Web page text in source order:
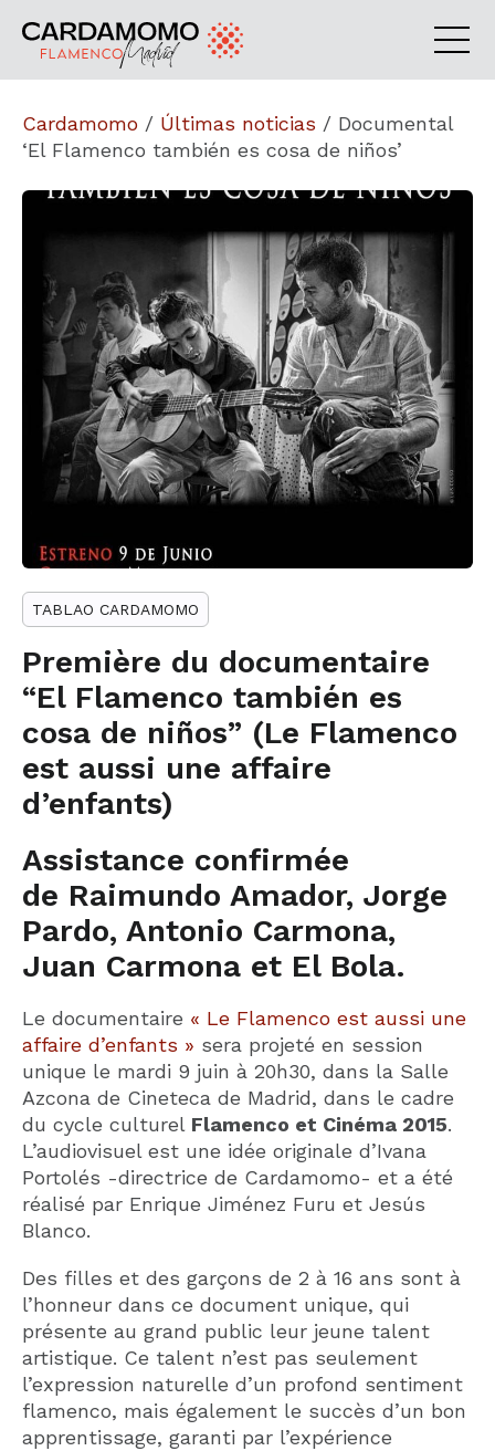
Cardamomo / Últimas noticias / Documental
‘El Flamenco también es cosa de niños’
TABLAO CARDAMOMO
Première du documentaire
“El Flamenco también es
cosa de niños” (Le Flamenco
est aussi une affaire
d’enfants)
Assistance confirmée
de Raimundo Amador, Jorge
Pardo, Antonio Carmona,
Juan Carmona et El Bola.
Le documentaire « Le Flamenco est aussi une
affaire d’enfants » sera projeté en session
unique le mardi 9 juin à 20h30, dans la Salle
Azcona de Cineteca de Madrid, dans le cadre
du cycle culturel Flamenco et Cinéma 2015.
L’audiovisuel est une idée originale d’Ivana
Portolés -directrice de Cardamomo- et a été
réalisé par Enrique Jiménez Furu et Jesús
Blanco.
Des filles et des garçons de 2 à 16 ans sont à
l’honneur dans ce document unique, qui
présente au grand public leur jeune talent
artistique. Ce talent n’est pas seulement
l’expression naturelle d’un profond sentiment
flamenco, mais également le succès d’un bon
apprentissage, garanti par l’expérience